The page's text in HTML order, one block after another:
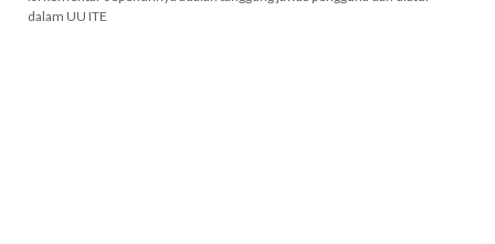
dalam UU ITE